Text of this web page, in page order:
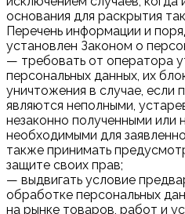
основания для раскрытия
Перечень информации и
установлен Законом о
— требовать от оператора
персональных данных, их
уничтожения в случае, если
являются неполными,
незаконно полученными или
необходимыми для
также принимать
защите своих прав;
— выдвигать условие
обработке персональных
на рынке товаров, работ и